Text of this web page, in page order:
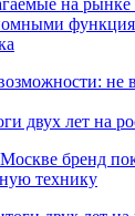
на
двух лет на
бренд
технику